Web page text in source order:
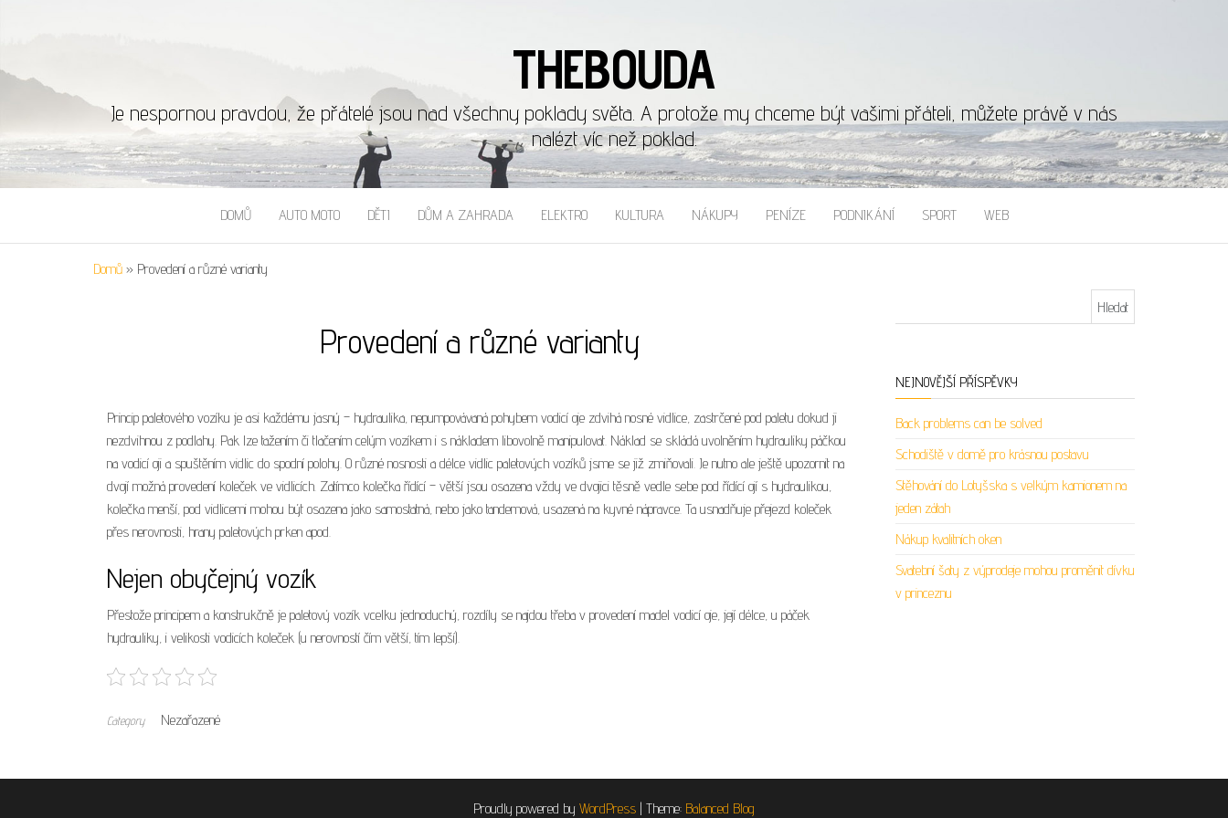
THEBOUDA
Je nespornou pravdou, že přátelé jsou nad všechny poklady světa. A protože my chceme být vašimi přáteli, můžete právě v nás
nalézt víc než poklad.
DOMŮ AUTO MOTO DĚTI DŮM A ZAHRADA ELEKTRO KULTURA NÁKUPY PENÍZE PODNIKÁNÍ SPORT WEB
Domů » Provedení a různé varianty
Provedení a různé varianty
Princip paletového vozíku je asi každému jasný – hydraulika, nepumpovávaná pohybem vodicí oje zdvihá nosné vidlice, zastrčené pod paletu dokud ji
nezdvihnou z podlahy. Pak lze tažením či tlačením celým vozíkem i s nákladem libovolně manipulovat. Náklad se skládá uvolněním hydrauliky páčkou
na vodicí oji a spuštěním vidlic do spodní polohy. O různé nosnosti a délce vidlic paletových vozíků jsme se již zmiňovali. Je nutno ale ještě upozornit na
dvojí možná provedení koleček ve vidlicích. Zatímco kolečka řídící – větší jsou osazena vždy ve dvojici těsně vedle sebe pod řídící ojí s hydraulikou,
kolečka menší, pod vidlicemi mohou být osazena jako samostatná, nebo jako tandemová, usazená na kyvné nápravce. Ta usnadňuje přejezd koleček
přes nerovnosti, hrany paletových prken apod.
Nejen obyčejný vozík
Přestože principem a konstrukčně je paletový vozík vcelku jednoduchý, rozdíly se najdou třeba v provedení madel vodicí oje, její délce, u páček
hydrauliky, i velikosti vodicích koleček (u nerovností čím větší, tím lepší).
Category Nezařazené
NEJNOVĚJŠÍ PŘÍSPĚVKY
Back problems can be solved
Schodiště v domě pro krásnou postavu
Stěhování do Lotyšska s velkým kamionem na
jeden zátah
Nákup kvalitních oken
Svatební šaty z výprodeje mohou proměnit dívku
v princeznu
Proudly powered by WordPress | Theme: Balanced Blog